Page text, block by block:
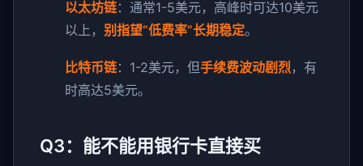
以太坊链：通常1-5美元，高峰时可达10美元
以上， 别指望“低费率”长期稳定。
比特币链：1-2美元，但手续费波动剧烈，有
时高达5美元。
Q3：能不能用银行卡直接买